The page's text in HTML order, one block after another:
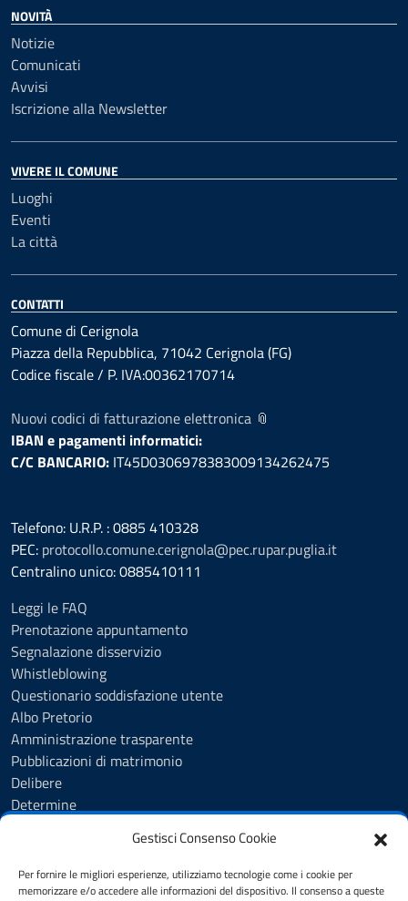
Gestisci Consenso Cookie
Per fornire le migliori esperienze, utilizziamo tecnologie come i cookie per
memorizzare e/o accedere alle informazioni del dispositivo. Il consenso a queste
NOVITÀ
Notizie
Comunicati
Avvisi
Iscrizione alla Newsletter
VIVERE IL COMUNE
Luoghi
Eventi
La città
CONTATTI
Comune di Cerignola
Piazza della Repubblica, 71042 Cerignola (FG)
Codice fiscale / P. IVA:00362170714
Nuovi codici di fatturazione elettronica 📎
IBAN e pagamenti informatici:
C/C BANCARIO: IT45D0306978383009134262475
Telefono: U.R.P. : 0885 410328
PEC: protocollo.comune.cerignola@pec.rupar.puglia.it
Centralino unico: 0885410111
Leggi le FAQ
Prenotazione appuntamento
Segnalazione disservizio
Whistleblowing
Questionario soddisfazione utente
Albo Pretorio
Amministrazione trasparente
Pubblicazioni di matrimonio
Delibere
Determine
Feedback
Note legali